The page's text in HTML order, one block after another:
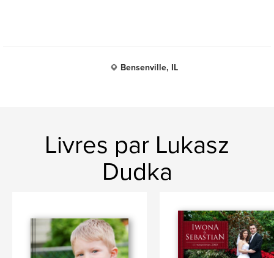
Bensenville, IL
Livres par Lukasz
Dudka